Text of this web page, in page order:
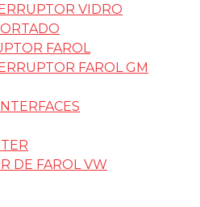
VIDRO
FAROL
FAROL GM
DE FAROL VW